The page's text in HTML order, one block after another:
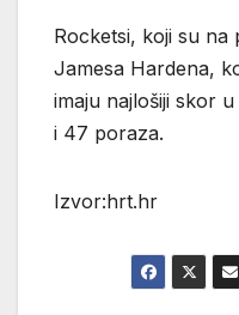
Rocketsi, koji su na
Jamesa Hardena,
imaju najlošiji skor
i 47 poraza.
Izvor:hrt.hr